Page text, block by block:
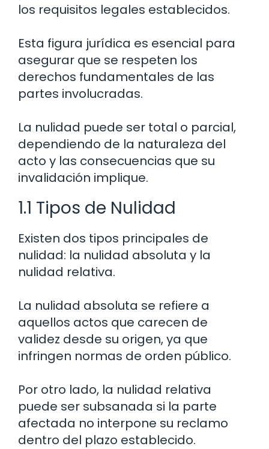
los requisitos legales establecidos.
Esta figura jurídica es esencial para
asegurar que se respeten los
derechos fundamentales de las
partes involucradas.
La nulidad puede ser total o parcial,
dependiendo de la naturaleza del
acto y las consecuencias que su
invalidación implique.
1.1 Tipos de Nulidad
Existen dos tipos principales de
nulidad: la nulidad absoluta y la
nulidad relativa.
La nulidad absoluta se refiere a
aquellos actos que carecen de
validez desde su origen, ya que
infringen normas de orden público.
Por otro lado, la nulidad relativa
puede ser subsanada si la parte
afectada no interpone su reclamo
dentro del plazo establecido.